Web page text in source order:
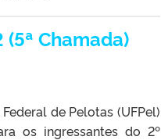
Chamada)
de Pelotas (UFPel)
os ingressantes do 2º